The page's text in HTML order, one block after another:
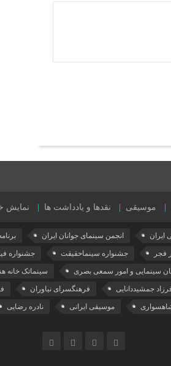
موسیقی نقدها و یادداشت ها نمایش
ایران انجمن سینمای جوانان ایران برنامه
فجر جشنواره سینماحقیقت جشنواره
سینمایی و امور سمعی بصری سینماتک خانه
جمشیددانایی فرهنگسرای نیاوران
موسیقی ایرانی نادره رضایی